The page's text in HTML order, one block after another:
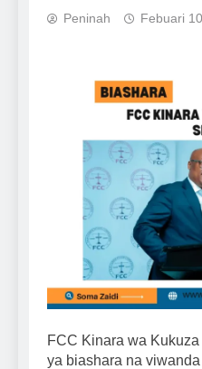
Peninah Febuari
FCC Kinara wa
ya biashara na